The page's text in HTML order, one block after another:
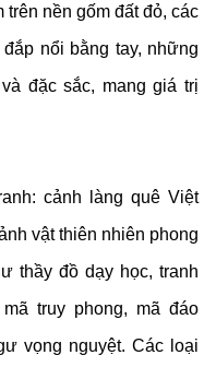
nền gốm đất đỏ, các
nổi bằng tay, những
đặc sắc, mang giá trị
cảnh làng quê Việt
vật thiên nhiên phong
thầy đồ dạy học, tranh
truy phong, mã đáo
vọng nguyệt. Các loại